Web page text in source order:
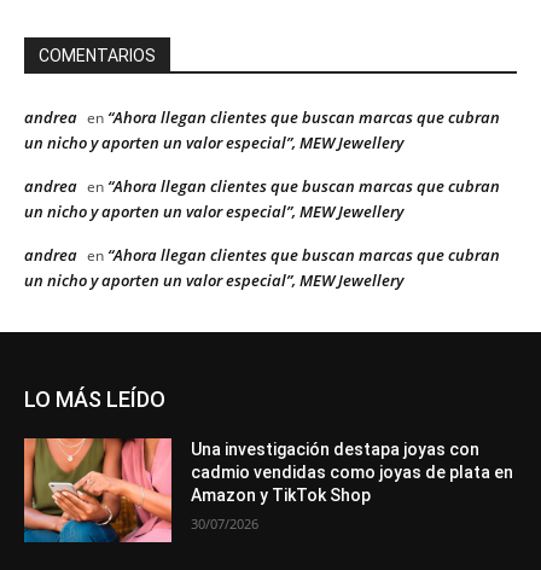
COMENTARIOS
andrea en “Ahora llegan clientes que buscan marcas que cubran
un nicho y aporten un valor especial”, MEW Jewellery
andrea en “Ahora llegan clientes que buscan marcas que cubran
un nicho y aporten un valor especial”, MEW Jewellery
andrea en “Ahora llegan clientes que buscan marcas que cubran
un nicho y aporten un valor especial”, MEW Jewellery
LO MÁS LEÍDO
Una investigación destapa joyas con
cadmio vendidas como joyas de plata en
Amazon y TikTok Shop
30/07/2026